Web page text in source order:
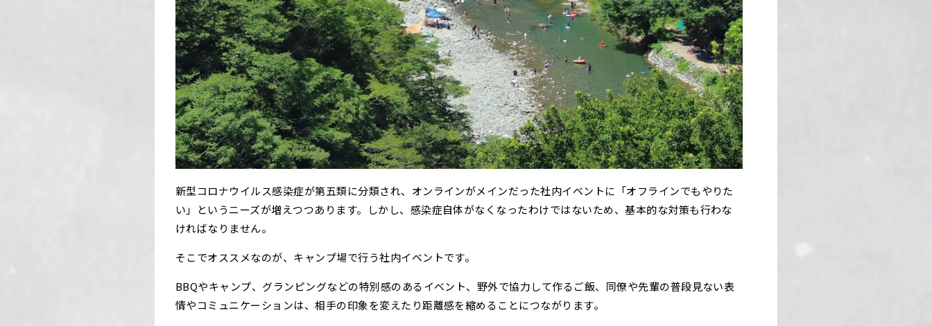
新型コロナウイルス感染症が第五類に分類され、オンラインがメインだった社内イベントに「オフラインでもやりた
い」というニーズが増えつつあります。しかし、感染症自体がなくなったわけではないため、基本的な対策も行わな
ければなりません。
そこでオススメなのが、キャンプ場で行う社内イベントです。
BBQやキャンプ、グランピングなどの特別感のあるイベント、野外で協力して作るご飯、同僚や先輩の普段見ない表
情やコミュニケーションは、相手の印象を変えたり距離感を縮めることにつながります。